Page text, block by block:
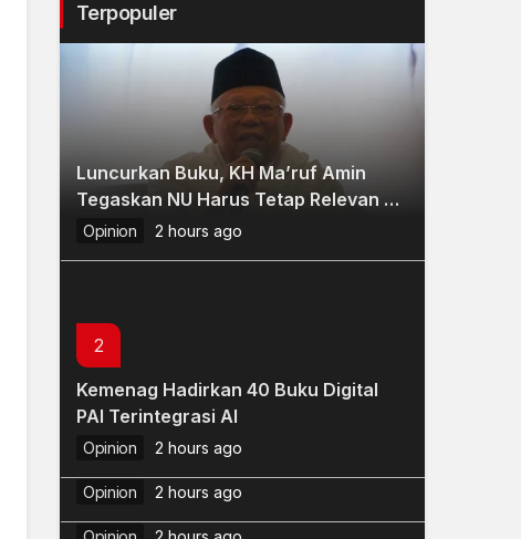
Terpopuler
Luncurkan Buku, KH Ma’ruf Amin
Tegaskan NU Harus Tetap Relevan di
Masa Depan
Opinion 2 hours ago
2
Kemenag Hadirkan 40 Buku Digital
PAI Terintegrasi AI
Opinion 2 hours ago
3
Ketum PBNU Luncurkan Saadatuna:
Syarah Wujudkan Mabadi Khaira
Ummah
Opinion 2 hours ago
Dinamika NU: Perbedaan, Fitnah, dan
Penataan Masa Depan